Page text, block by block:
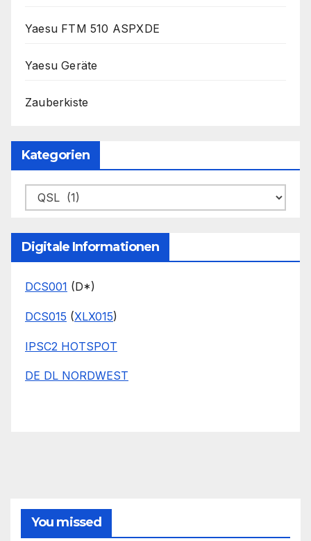
Yaesu FTM 510 ASPXDE
Yaesu Geräte
Zauberkiste
Kategorien
Kategorien
Digitale Informationen
DCS001 (D*)
DCS015 (XLX015)
IPSC2 HOTSPOT
DE DL NORDWEST
You missed